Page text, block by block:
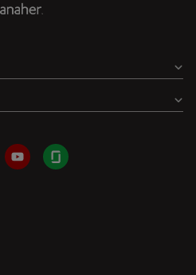
YouTubeGlassdoor